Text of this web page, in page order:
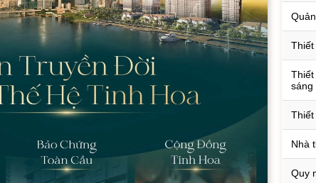
Thiết
Thiết
sáng
Thiết
Nhà
Quy